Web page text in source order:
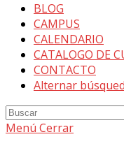
BLOG
CAMPUS
CALENDARIO
CATALOGO DE
CONTACTO
Alternar
Menú Cerrar